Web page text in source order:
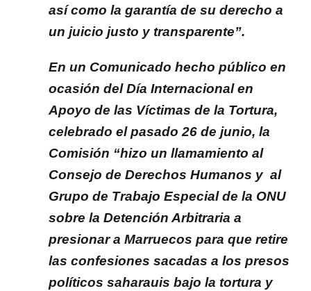
así como la garantía de su derecho a
un juicio justo y transparente”.
En un Comunicado hecho público en
ocasión del Día Internacional en
Apoyo de las Víctimas de la Tortura,
celebrado el pasado 26 de junio, la
Comisión “hizo un llamamiento al
Consejo de Derechos Humanos y al
Grupo de Trabajo Especial de la ONU
sobre la Detención Arbitraria a
presionar a Marruecos para que retire
las confesiones sacadas a los presos
políticos saharauis bajo la tortura y